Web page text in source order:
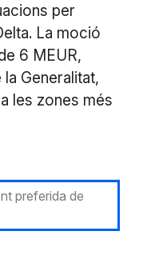
per
La moció
6 MEUR,
Generalitat,
les zones més
preferida de